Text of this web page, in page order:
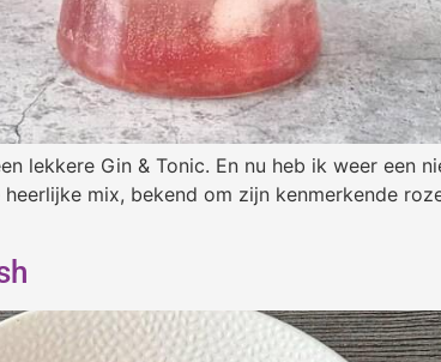
lekkere Gin & Tonic. En nu heb ik weer een
mix, bekend om zijn kenmerkende